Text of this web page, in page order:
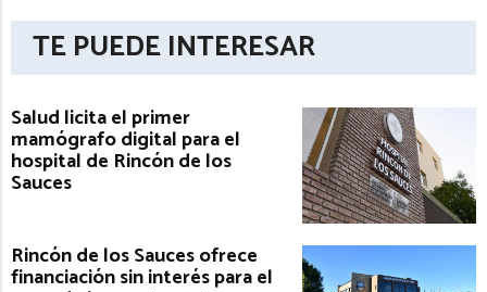
TE PUEDE INTERESAR
Salud licita el primer
mamógrafo digital para el
hospital de Rincón de los
Sauces
Rincón de los Sauces ofrece
financiación sin interés para el